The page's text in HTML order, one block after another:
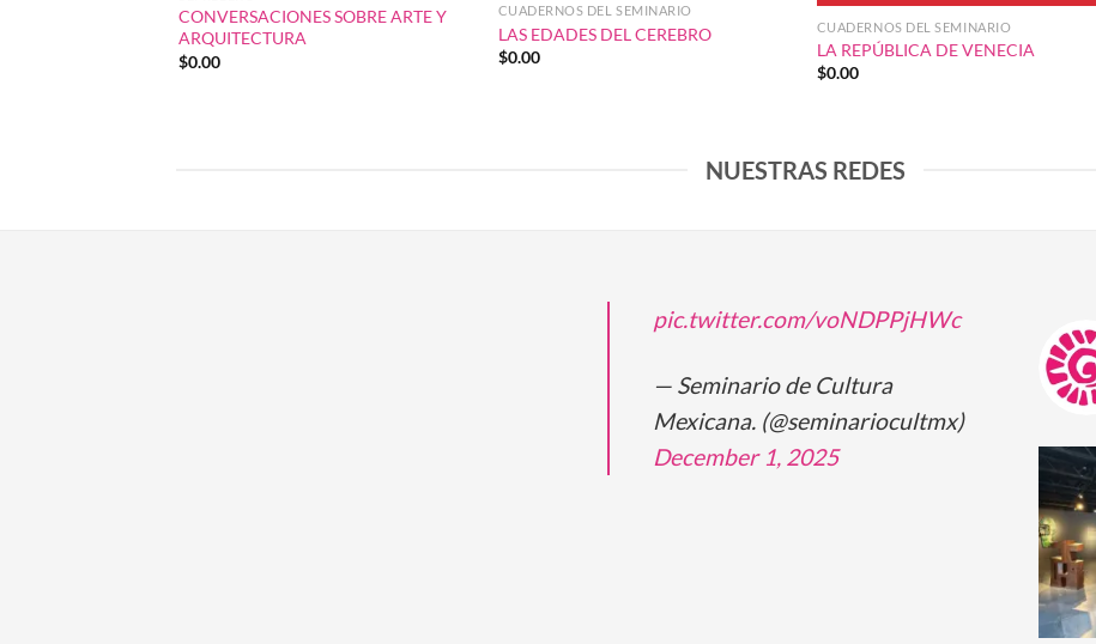
CONVERSACIONES SOBRE ARTE Y
ARQUITECTURA
$0.00
CUADERNOS DEL SEMINARIO
LAS EDADES DEL CEREBRO
$0.00
CUADERNOS DEL SEMINARIO
LA REPÚBLICA DE VENECIA
$0.00
NUESTRAS REDES
pic.twitter.com/voNDPPjHWc
— Seminario de Cultura
Mexicana. (@seminariocultmx)
December 1, 2025